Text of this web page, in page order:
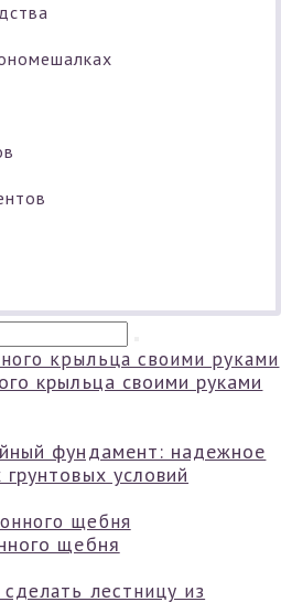
крыльца своими руками
фундамент: надежное
условий
щебня